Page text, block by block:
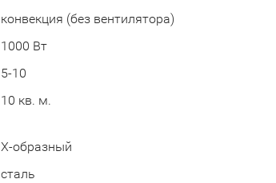
конвекция (без вентилятора)
1000 Вт
5-10
10 кв. м.
Х-образный
сталь